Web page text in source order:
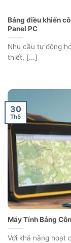
Bảng điều khiển
Panel PC
Nhu cầu tự động
thiết, [...]
Máy Tính Bảng
Với khả năng hoạt
30
Th5